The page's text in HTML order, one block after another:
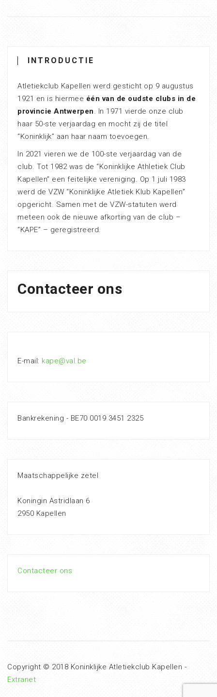
INTRODUCTIE
Atletiekclub Kapellen werd gesticht op 9 augustus
1921 en is hiermee één van de oudste clubs in de
provincie Antwerpen . In 1971 vierde onze club
haar 50-ste verjaardag en mocht zij de titel
“Koninklijk” aan haar naam toevoegen.
In 2021 vieren we de 100-ste verjaardag van de
club. Tot 1982 was de “Koninklijke Athletiek Club
Kapellen” een feitelijke vereniging. Op 1 juli 1983
werd de VZW “Koninklijke Atletiek Klub Kapellen”
opgericht. Samen met de VZW-statuten werd
meteen ook de nieuwe afkorting van de club –
“KAPE” – geregistreerd.
Contacteer ons
E-mail: kape@val.be
Bankrekening - BE70 0019 3451 2325
Maatschappelijke zetel
Koningin Astridlaan 6
2950 Kapellen
Contacteer ons
Copyright © 2018 Koninklijke Atletiekclub Kapellen -
Extranet